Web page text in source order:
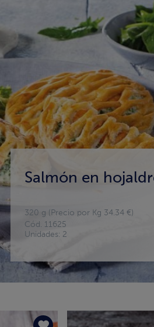
Salmón en
320 g (Precio por Kg 34.34 €)
Cód. 11625
Unidades: 2